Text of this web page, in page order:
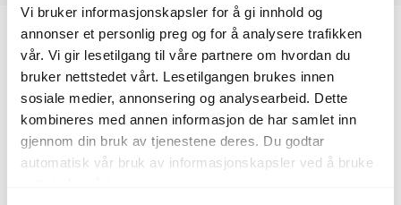
Vi bruker informasjonskapsler for å gi innhold og
annonser et personlig preg og for å analysere trafikken
vår. Vi gir lesetilgang til våre partnere om hvordan du
bruker nettstedet vårt. Lesetilgangen brukes innen
sosiale medier, annonsering og analysearbeid. Dette
kombineres med annen informasjon de har samlet inn
gjennom din bruk av tjenestene deres. Du godtar
automatisk vår bruk av informasjonskapsler ved å bruke
Kunder så også på